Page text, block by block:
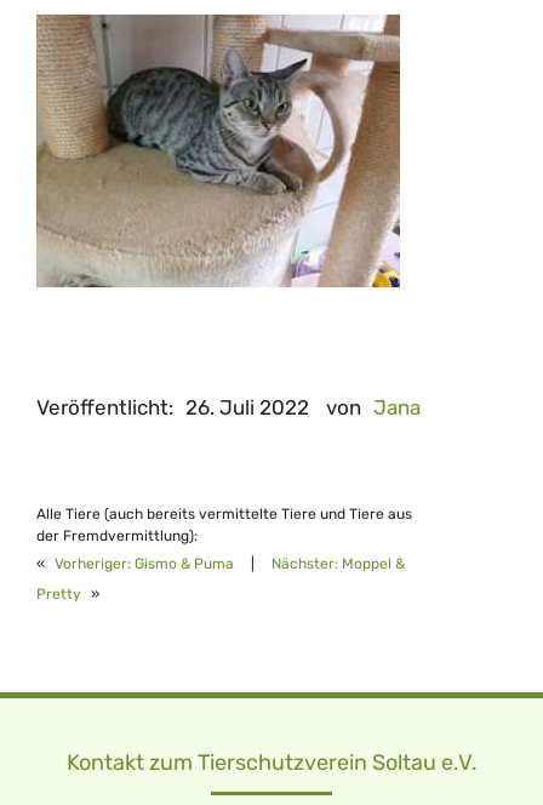
Veröffentlicht: 26. Juli 2022 von Jana
Alle Tiere (auch bereits vermittelte Tiere und Tiere aus
der Fremdvermittlung):
« Vorheriger: Gismo & Puma Nächster: Moppel &
Pretty »
Kontakt zum Tierschutzverein Soltau e.V.